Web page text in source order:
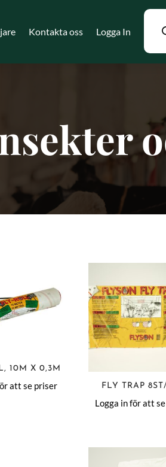
Kontakta oss Logga In
10M X 0,3M
att se priser FLY TRAP
Logga in för att